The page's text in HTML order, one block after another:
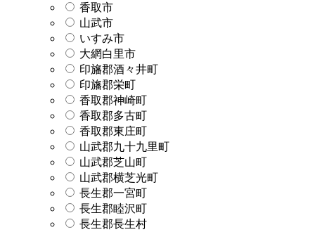
香取市
山武市
いすみ市
大網白里市
印旛郡酒々井町
印旛郡栄町
香取郡神崎町
香取郡多古町
香取郡東庄町
山武郡九十九里町
山武郡芝山町
山武郡横芝光町
長生郡一宮町
長生郡睦沢町
長生郡長生村